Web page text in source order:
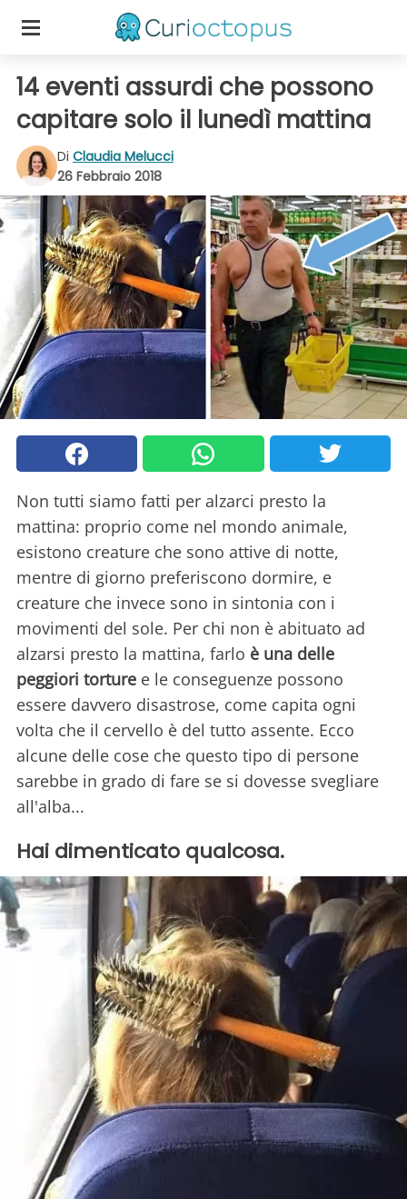
14 eventi assurdi che possono
capitare solo il lunedì mattina
Di Claudia Melucci
26 Febbraio 2018
Non tutti siamo fatti per alzarci presto la
mattina: proprio come nel mondo animale,
esistono creature che sono attive di notte,
mentre di giorno preferiscono dormire, e
creature che invece sono in sintonia con i
movimenti del sole. Per chi non è abituato ad
alzarsi presto la mattina, farlo è una delle
peggiori torture e le conseguenze possono
essere davvero disastrose, come capita ogni
volta che il cervello è del tutto assente. Ecco
alcune delle cose che questo tipo di persone
sarebbe in grado di fare se si dovesse svegliare
all'alba...
Hai dimenticato qualcosa.